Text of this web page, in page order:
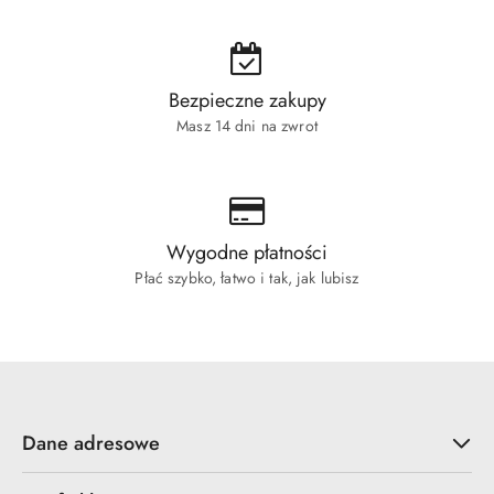
Bezpieczne zakupy
Masz 14 dni na zwrot
Wygodne płatności
Płać szybko, łatwo i tak, jak lubisz
Dane adresowe